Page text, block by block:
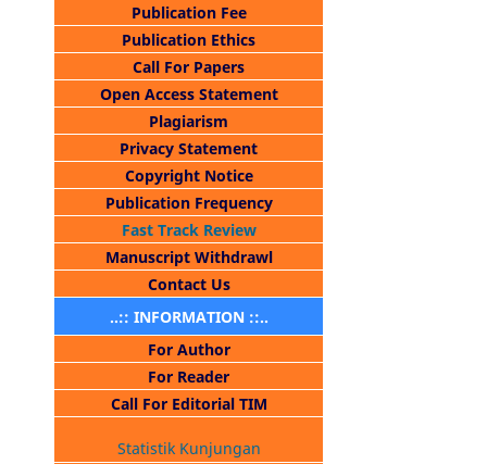
Publication Fee
Publication Ethics
Call For Papers
Open Access Statement
Plagiarism
Privacy Statement
Copyright Notice
Publication Frequency
Fast Track Review
Manuscript Withdrawl
Contact Us
..:: INFORMATION ::..
For Author
For Reader
Call For Editorial TIM
Statistik Kunjungan